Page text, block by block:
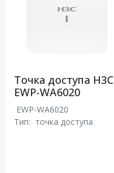
Точка доступа H3C
EWP-WA6020
EWP-WA6020
Тип: точка доступа